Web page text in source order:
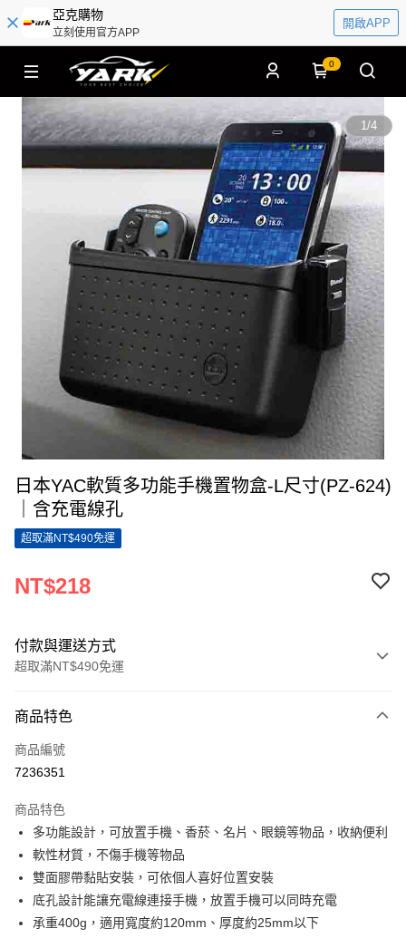
亞克購物
立刻使用官方APP
開啟APP
0
1/4
日本YAC軟質多功能手機置物盒-L尺寸(PZ-624)
｜含充電線孔
超取滿NT$490免運
NT$218
付款與運送方式
超取滿NT$490免運
信用卡一次付款
超商取貨付款
Apple Pay
街口支付
悠遊付
全盈+PAY
商品特色
商品編號
7236351
商品特色
多功能設計，可放置手機、香菸、名片、眼鏡等物品，收納便利
軟性材質，不傷手機等物品
雙面膠帶黏貼安裝，可依個人喜好位置安裝
底孔設計能讓充電線連接手機，放置手機可以同時充電
承重400g，適用寬度約120mm、厚度約25mm以下